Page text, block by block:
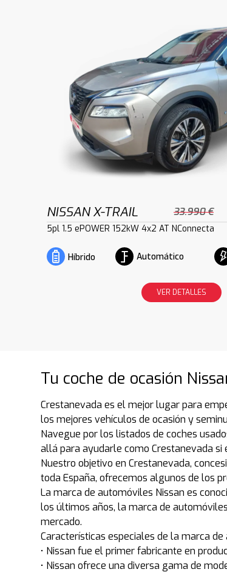
NISSAN X-TRAIL 33.990 €
5pl 1.5 ePOWER 152kW 4x2 AT NConnecta
Híbrido Automático
VER DETALLES
Tu coche de ocasión
Crestanevada es el mejor lugar para
los mejores vehículos de ocasión y
Navegue por los listados de coches
allá para ayudarle como Crestanevada
Nuestro objetivo en Crestanevada,
toda España, ofrecemos algunos de los
La marca de automóviles Nissan es
los últimos años, la marca de
mercado.
Características especiales de la marca
• Nissan fue el primer fabricante en
• Nissan ofrece una diversa gama de